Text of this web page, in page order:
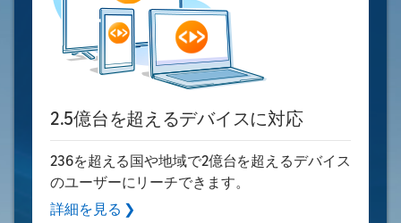
2.5億台を超えるデバイスに対応
236を超える国や地域で2億台を超えるデバイス
のユーザーにリーチできます。
詳細を見る ❯